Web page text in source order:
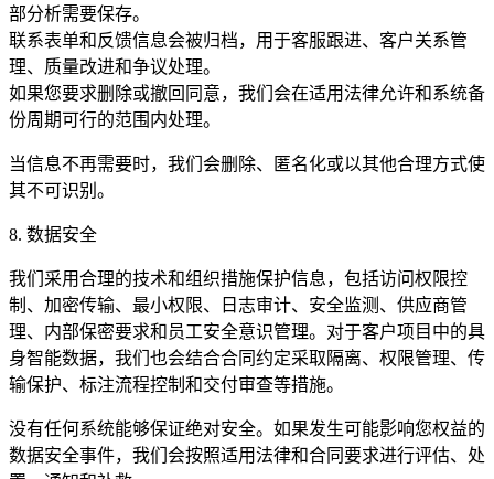
部分析需要保存。
联系表单和反馈信息会被归档，用于客服跟进、客户关系管
理、质量改进和争议处理。
如果您要求删除或撤回同意，我们会在适用法律允许和系统备
份周期可行的范围内处理。
当信息不再需要时，我们会删除、匿名化或以其他合理方式使
其不可识别。
8. 数据安全
我们采用合理的技术和组织措施保护信息，包括访问权限控
制、加密传输、最小权限、日志审计、安全监测、供应商管
理、内部保密要求和员工安全意识管理。对于客户项目中的具
身智能数据，我们也会结合合同约定采取隔离、权限管理、传
输保护、标注流程控制和交付审查等措施。
没有任何系统能够保证绝对安全。如果发生可能影响您权益的
数据安全事件，我们会按照适用法律和合同要求进行评估、处